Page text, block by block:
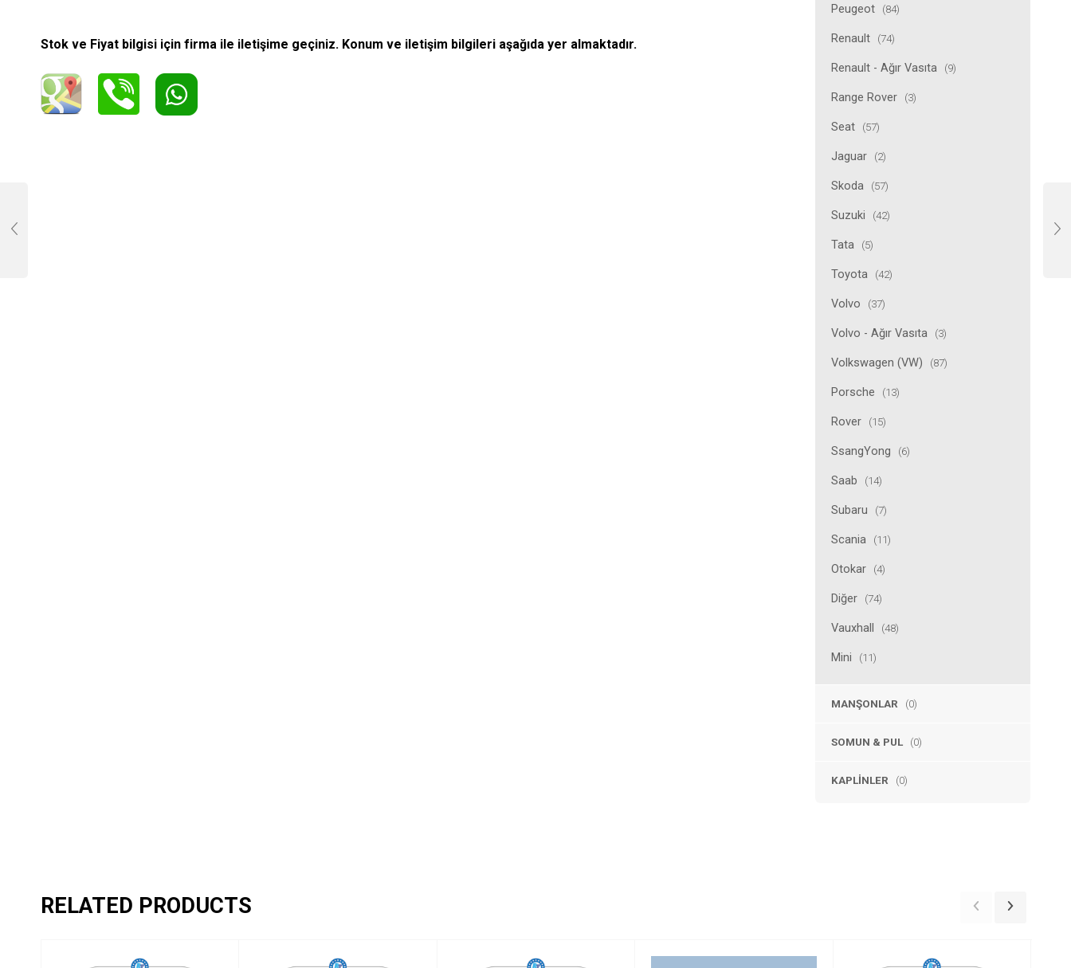
Peugeot (84)
Renault (74)
Renault - Ağır Vasıta (9)
Range Rover (3)
Seat (57)
Jaguar (2)
Skoda (57)
Suzuki (42)
Tata (5)
Toyota (42)
Volvo (37)
Volvo - Ağır Vasıta (3)
Volkswagen (VW) (87)
Porsche (13)
Rover (15)
SsangYong (6)
Saab (14)
Subaru (7)
Scania (11)
Otokar (4)
Diğer (74)
Vauxhall (48)
Mini (11)
MANŞONLAR (0)
SOMUN & PUL (0)
KAPLINLER (0)
Stok ve Fiyat bilgisi için firma ile iletişime geçiniz. Konum ve iletişim bilgileri aşağıda yer almaktadır.
RELATED PRODUCTS